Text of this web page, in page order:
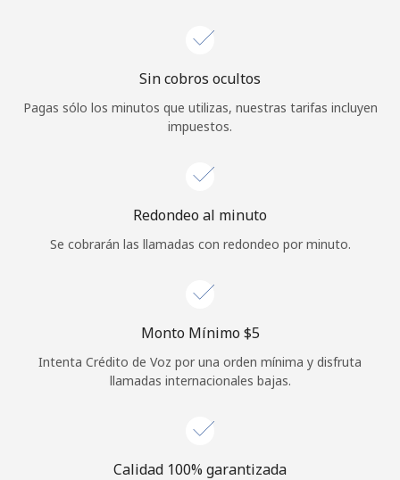
Iniciar Sesión
Continuar con
Sin cobros ocultos
Pagas sólo los minutos que utilizas, nuestras tarifas incluyen
impuestos.
Redondeo al minuto
Se cobrarán las llamadas con redondeo por minuto.
Monto Mínimo ⁦$5⁩
Intenta Crédito de Voz por una orden mínima y disfruta
llamadas internacionales bajas.
Calidad 100% garantizada